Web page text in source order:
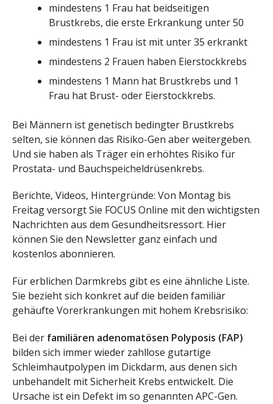
mindestens 1 Frau hat beidseitigen
Brustkrebs, die erste Erkrankung unter 50
mindestens 1 Frau ist mit unter 35 erkrankt
mindestens 2 Frauen haben Eierstockkrebs
mindestens 1 Mann hat Brustkrebs und 1
Frau hat Brust- oder Eierstockkrebs.
Bei Männern ist genetisch bedingter Brustkrebs
selten, sie können das Risiko-Gen aber weitergeben.
Und sie haben als Träger ein erhöhtes Risiko für
Prostata- und Bauchspeicheldrüsenkrebs.
Berichte, Videos, Hintergründe: Von Montag bis
Freitag versorgt Sie FOCUS Online mit den wichtigsten
Nachrichten aus dem Gesundheitsressort. Hier
können Sie den Newsletter ganz einfach und
kostenlos abonnieren.
Für erblichen Darmkrebs gibt es eine ähnliche Liste.
Sie bezieht sich konkret auf die beiden familiär
gehäufte Vorerkrankungen mit hohem Krebsrisiko:
Bei der familiären adenomatösen Polyposis (FAP)
bilden sich immer wieder zahllose gutartige
Schleimhautpolypen im Dickdarm, aus denen sich
unbehandelt mit Sicherheit Krebs entwickelt. Die
Ursache ist ein Defekt im so genannten APC-Gen.